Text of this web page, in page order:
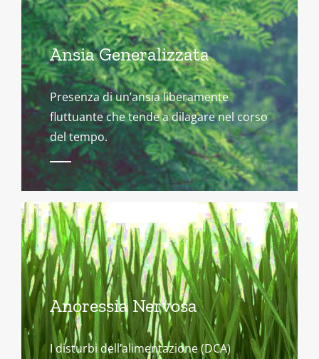
Ansia Generalizzata
Presenza di un’ansia liberamente
fluttuante che tende a dilagare nel corso
del tempo.
Anoressia Nervosa
I disturbi dell’alimentazione (DCA)